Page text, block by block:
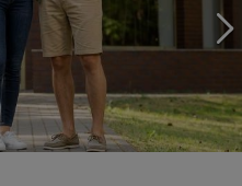
tikai daži soļi